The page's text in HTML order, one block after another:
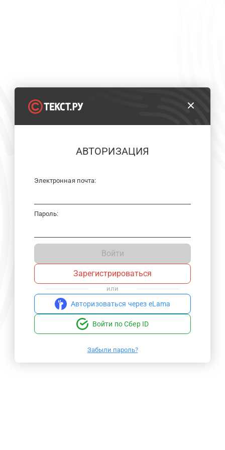
АВТОРИЗАЦИЯ
Электронная почта:
Пароль:
Войти
Зарегистрироваться
или
Авторизоваться через eLama
Войти по Сбер ID
Забыли пароль?